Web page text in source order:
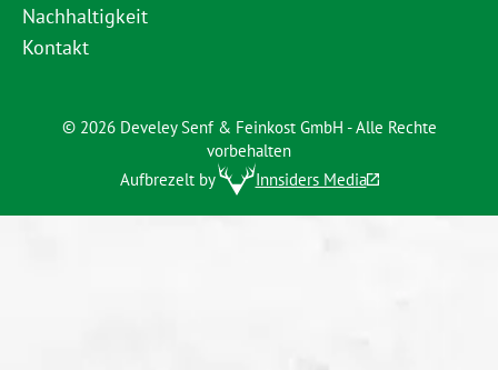
Nachhaltigkeit
Kontakt
© 2026 Develey Senf & Feinkost GmbH - Alle Rechte
vorbehalten
Aufbrezelt by
Innsiders Media